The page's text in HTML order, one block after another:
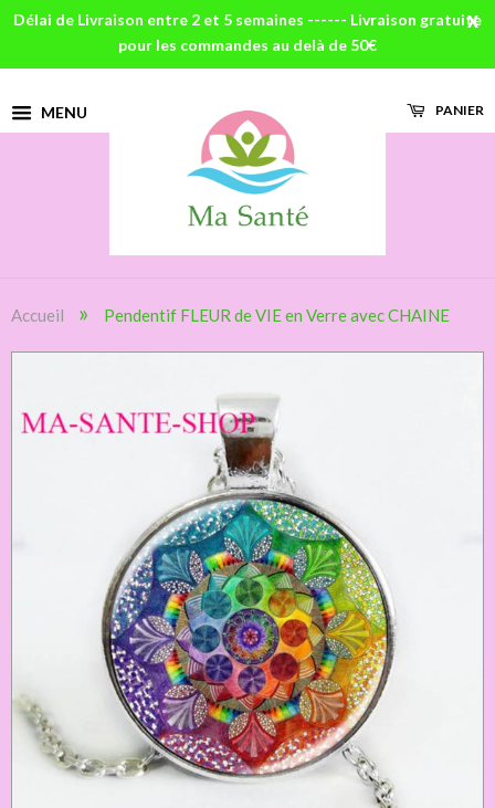
Délai de Livraison entre 2 et 5 semaines ------ Livraison gratuite
pour les commandes au delà de 50€
X
MENU PANIER
Accueil » Pendentif FLEUR de VIE en Verre avec CHAINE